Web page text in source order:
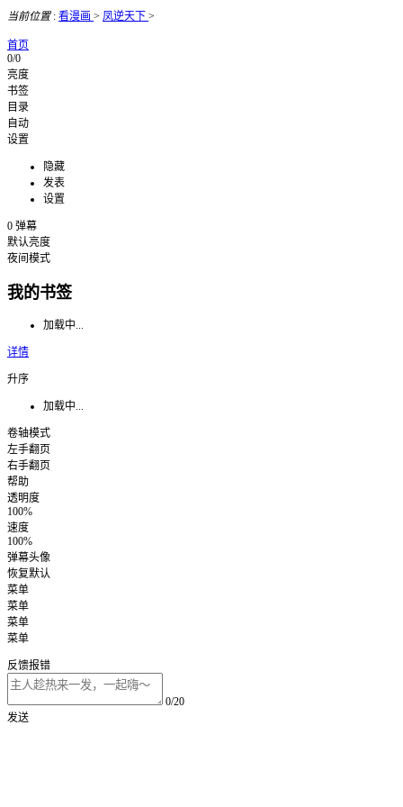
当前位置: 看漫画 > 凤逆天下 >
首页
0/0
亮度
书签
目录
自动
设置
隐藏
发表
设置
0 弹幕
默认亮度
夜间模式
我的书签
加载中...
详情
升序
加载中...
卷轴模式
左手翻页
右手翻页
帮助
透明度
100%
速度
100%
弹幕头像
恢复默认
菜单
菜单
菜单
菜单
反馈报错
0/20
发送